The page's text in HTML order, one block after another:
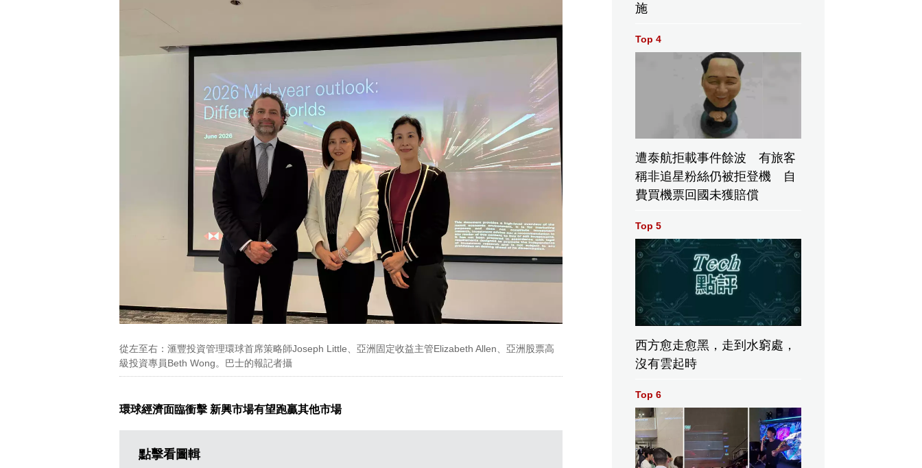
從左至右：滙豐投資管理環球首席策略師Joseph Little、亞洲固定收益主管Elizabeth Allen、亞洲股票高
級投資專員Beth Wong。巴士的報記者攝
環球經濟面臨衝擊 新興市場有望跑贏其他市場
點擊看圖輯
施
Top 4
遭泰航拒載事件餘波 有旅客
稱非追星粉絲仍被拒登機 自
費買機票回國未獲賠償
Top 5
西方愈走愈黑，走到水窮處，
沒有雲起時
Top 6